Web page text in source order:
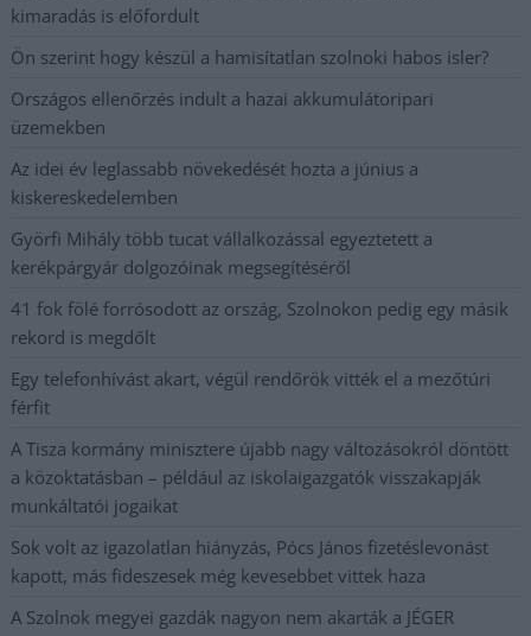
kimaradás is előfordult
Ön szerint hogy készül a hamisítatlan szolnoki habos isler?
Országos ellenőrzés indult a hazai akkumulátoripari
üzemekben
Az idei év leglassabb növekedését hozta a június a
kiskereskedelemben
Györfi Mihály több tucat vállalkozással egyeztetett a
kerékpárgyár dolgozóinak megsegítéséről
41 fok fölé forrósodott az ország, Szolnokon pedig egy másik
rekord is megdőlt
Egy telefonhívást akart, végül rendőrök vitték el a mezőtúri
férfit
A Tisza kormány minisztere újabb nagy változásokról döntött
a közoktatásban – például az iskolaigazgatók visszakapják
munkáltatói jogaikat
Sok volt az igazolatlan hiányzás, Pócs János fizetéslevonást
kapott, más fideszesek még kevesebbet vittek haza
A Szolnok megyei gazdák nagyon nem akarták a JÉGER